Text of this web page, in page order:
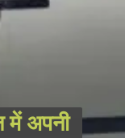
में अपनी
में अपनी